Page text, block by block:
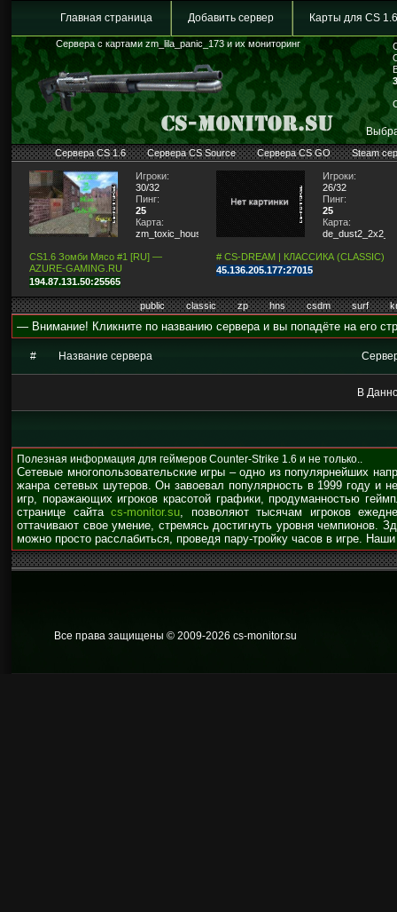
Главная страница Добавить сервер Карты для CS 1.6
Сервера с картами zm_lila_panic_173 и их мониторинг
Сервера CS 1.6 Сервера CS Source Сервера CS GO Steam
Игроки:
30/32
Пинг:
25
Карта:
zm_toxic_house2
CS1.6 Зомби Мясо #1 [RU] —
AZURE-GAMING.RU
194.87.131.50:25565
Игроки:
26/32
Пинг:
25
Карта:
# CS-DREAM | КЛАССИКА (CLASSIC)
45.136.205.177:27015
public classic zp hns csdm surf
— Внимание! Кликните по названию сервера и вы попадёте на его
# Название сервера
В
Полезная информация для геймеров Counter-Strike 1.6 и не только..
Сетевые многопользовательские игры – одно из популярнейших
жанра сетевых шутеров. Он завоевал популярность в 1999 году и
игр, поражающих игроков красотой графики, продуманностью
странице сайта cs-monitor.su, позволяют тысячам игроков
оттачивают свое умение, стремясь достигнуть уровня чемпионов.
можно просто расслабиться, проведя пару-тройку часов в игре.
Все права защищены © 2009-2026 cs-monitor.su